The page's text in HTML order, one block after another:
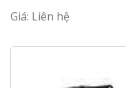
Giá: Liên hệ